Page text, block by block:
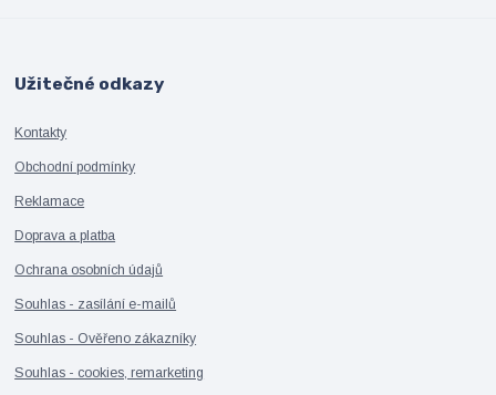
Užitečné odkazy
Kontakty
Obchodní podmínky
Reklamace
Doprava a platba
Ochrana osobních údajů
Souhlas - zasílání e-mailů
Souhlas - Ověřeno zákazníky
Souhlas - cookies, remarketing